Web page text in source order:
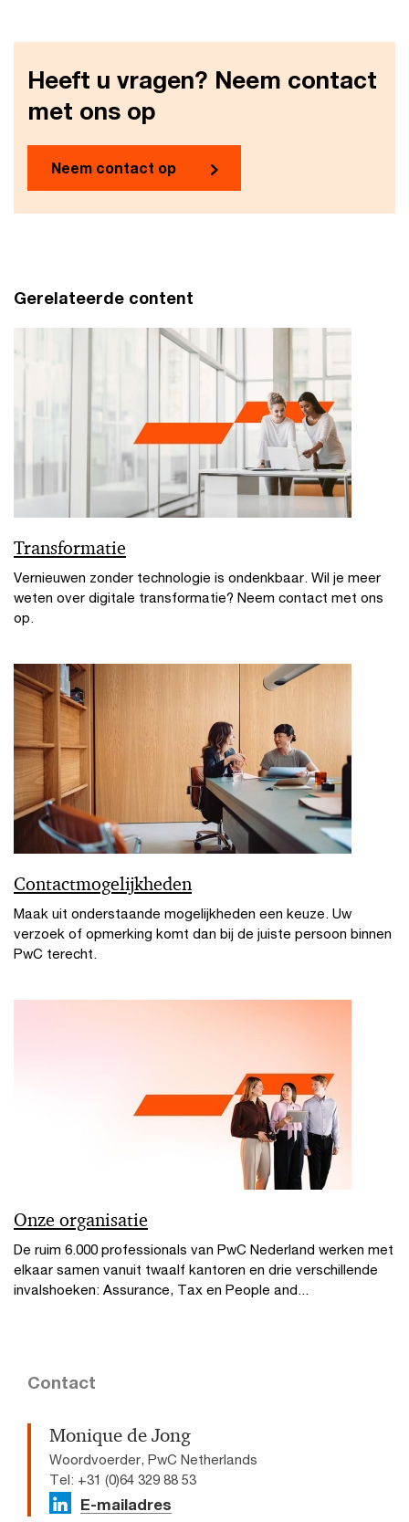
Heeft u vragen? Neem contact
met ons op
Neem contact op
Gerelateerde content
Transformatie
Vernieuwen zonder technologie is ondenkbaar. Wil je meer
weten over digitale transformatie? Neem contact met ons
op.
Contactmogelijkheden
Maak uit onderstaande mogelijkheden een keuze. Uw
verzoek of opmerking komt dan bij de juiste persoon binnen
PwC terecht.
Onze organisatie
De ruim 6.000 professionals van PwC Nederland werken met
elkaar samen vanuit twaalf kantoren en drie verschillende
invalshoeken: Assurance, Tax en People and...
Contact
Monique de Jong
Woordvoerder, PwC Netherlands
Tel: +31 (0)64 329 88 53
E-mailadres